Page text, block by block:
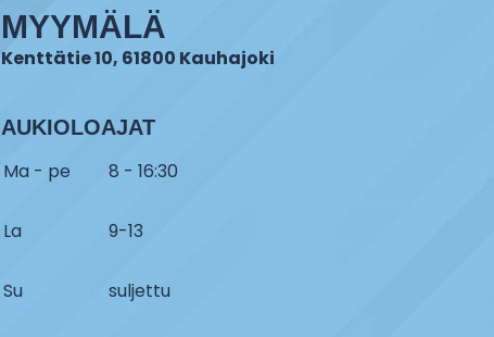
MYYMÄLÄ
Kenttätie 10, 61800 Kauhajoki
AUKIOLOAJAT
Ma - pe 8 - 16:30
La 9-13
Su suljettu